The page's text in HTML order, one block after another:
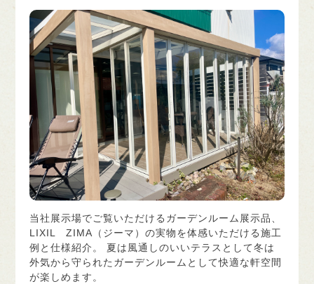
当社展示場でご覧いただけるガーデンルーム展示品、
LIXIL ZIMA（ジーマ）の実物を体感いただける施工
例と仕様紹介。 夏は風通しのいいテラスとして冬は
外気から守られたガーデンルームとして快適な軒空間
が楽しめます。